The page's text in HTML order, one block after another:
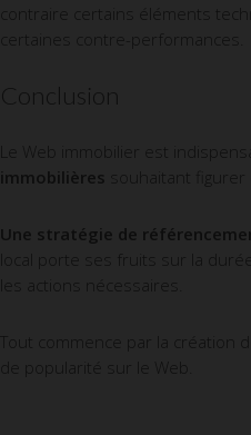
contraire certains éléments
certaines contre-performances.
Conclusion
Le Web immobilier est
immobilières souhaitant figurer
Une stratégie de
local porte ses fruits sur la
les actions nécessaires.
Tout commence par la création
de popularité sur le Web.